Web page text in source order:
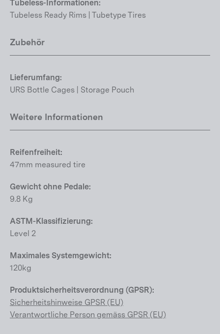
Tubeless-Informationen:
Tubeless Ready Rims | Tubetype Tires
Zubehör
Lieferumfang:
URS Bottle Cages | Storage Pouch
Weitere Informationen
Reifenfreiheit:
47mm measured tire
Gewicht ohne Pedale:
9.8 Kg
ASTM-Klassifizierung:
Level 2
Maximales Systemgewicht:
120kg
Produktsicherheitsverordnung (GPSR):
Sicherheitshinweise GPSR (EU)
Verantwortliche Person gemäss GPSR (EU)